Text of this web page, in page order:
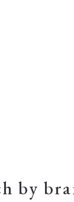
by